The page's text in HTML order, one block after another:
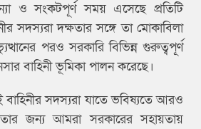
ও সংকটপূর্ণ সময় এসেছে প্রতিটি
সদস্যরা দক্ষতার সঙ্গে তা মোকাবিলা
পরও সরকারি বিভিন্ন গুরুত্বপূর্ণ
বাহিনী ভূমিকা পালন করেছে।
সদস্যরা যাতে ভবিষ্যতে আরও
জন্য আমরা সরকারের সহায়তায়